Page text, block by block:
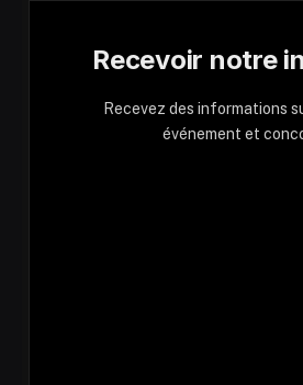
Recevoir notre
Recevez des informations
événement et